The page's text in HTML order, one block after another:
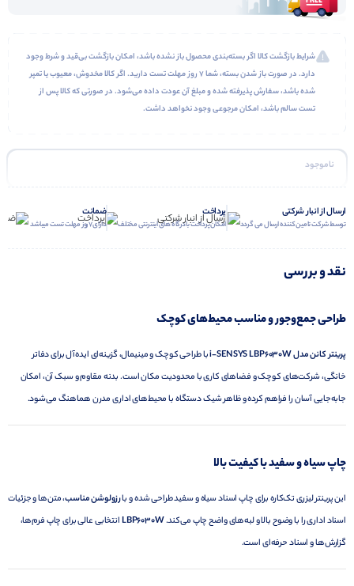
شرایط بازگشت کالا اگر بسته‌بندی محصول باز نشده باشد، امکان بازگشت بی‌قید و شرط وجود
دارد. در صورت باز شدن بسته، شما ۷ روز مهلت تست دارید. اگر کالا مخدوش، معیوب یا تمپر
شده باشد، سفارش پذیرفته شده و مبلغ آن عودت داده می‌شود. در صورتی که کالا پس از
تست سالم باشد، امکان مرجوعی وجود نخواهد داشت.
ناموجود
ارسال از انبار شرکتی
توسط شرکت تامین کننده ارسال می گردد
پرداخت
امکان پرداخت با درگاه های اینترنتی مختلف
ضمانت
دارای 7 روز مهلت تست میباشد
نقد و بررسی
طراحی جمع‌وجور و مناسب محیط‌های کوچک
پرینتر کانن مدل i-SENSYS LBP6030W
با طراحی کوچک و مینیمال، گزینه‌ای ایده‌آل برای دفاتر
خانگی، شرکت‌های کوچک و فضاهای کاری با محدودیت مکان است. بدنه مقاوم و سبک آن، امکان
جابه‌جایی آسان را فراهم کرده و ظاهر شیک دستگاه با محیط‌های اداری مدرن هماهنگ می‌شود.
چاپ سیاه و سفید با کیفیت بالا
این پرینتر لیزری تک‌کاره برای چاپ اسناد سیاه و سفید طراحی شده و بارزولوشن مناسب، متن‌ها و جزئیات
اسناد اداری را با وضوح بالا و لبه‌های واضح چاپ می‌کند.LBP6030Wانتخابی عالی برای چاپ فرم‌ها،
گزارش‌ها و اسناد حرفه‌ای است.